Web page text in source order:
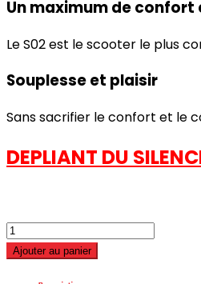
Un maximum de
Le S02 est le scooter le plus
Souplesse et plaisir
Sans sacrifier le confort et le
DEPLIANT DU
quantité
de
Ajouter au panier